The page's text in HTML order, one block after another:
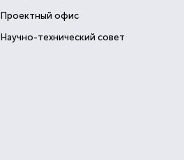
Проектный офис
Научно-технический совет